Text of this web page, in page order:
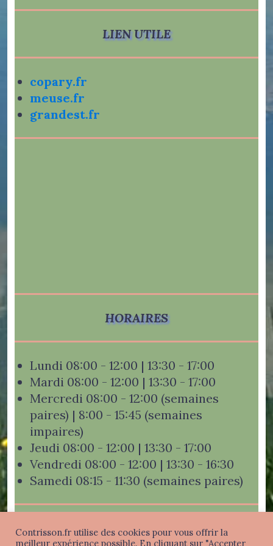
LIEN UTILE
copary.fr
meuse.fr
grandest.fr
HORAIRES
Lundi 08:00 - 12:00 | 13:30 - 17:00
Mardi 08:00 - 12:00 | 13:30 - 17:00
Mercredi 08:00 - 12:00 (semaines
paires) | 8:00 - 15:45 (semaines
impaires)
Jeudi 08:00 - 12:00 | 13:30 - 17:00
Vendredi 08:00 - 12:00 | 13:30 - 16:30
Samedi 08:15 - 11:30 (semaines paires)
Contrisson.fr utilise des cookies pour vous offrir la
meilleur expérience possible. En cliquant sur "Accepter